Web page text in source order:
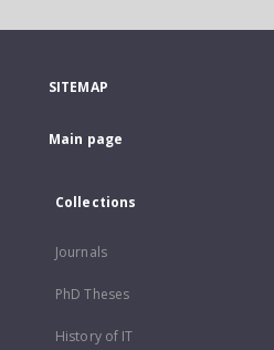
SITEMAP
Main page
Collections
Journals
PhD Theses
History of IT